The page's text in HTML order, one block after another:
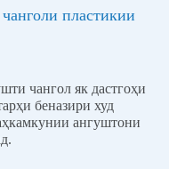
пластикии
чангол як дастгоҳи
беназири худ
ангуштони